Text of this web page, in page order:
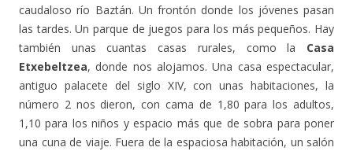
caudaloso río Baztán. Un frontón donde los jóvenes pasan
las tardes. Un parque de juegos para los más pequeños. Hay
también unas cuantas casas rurales, como la Casa
Etxebeltzea, donde nos alojamos. Una casa espectacular,
antiguo palacete del siglo XIV, con unas habitaciones, la
número 2 nos dieron, con cama de 1,80 para los adultos,
1,10 para los niños y espacio más que de sobra para poner
una cuna de viaje. Fuera de la espaciosa habitación, un salón